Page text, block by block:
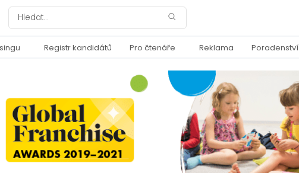
Registr kandidátů Pro čtenáře Reklama Poradenství